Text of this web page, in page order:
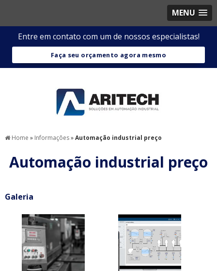
MENU
Entre em contato com um de nossos especialistas!
Faça seu orçamento agora mesmo
Home » Informações»Automação industrial preço
Automação industrial preço
Galeria